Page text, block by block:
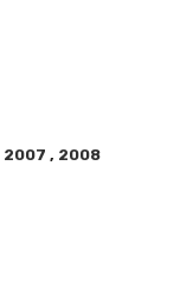
2007, 2008